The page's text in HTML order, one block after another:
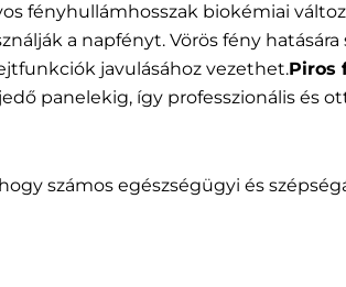
fényhullámhosszak biokémiai
a napfényt. Vörös fény
javulásához vezethet.Piros
panelekig, így professzionális és
számos egészségügyi és